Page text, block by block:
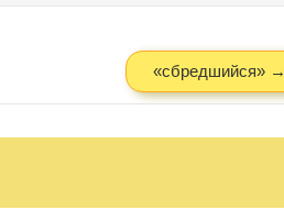
«сбредшийся» →